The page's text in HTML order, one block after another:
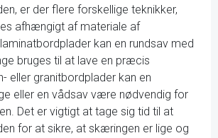
er der flere forskellige teknikker,
afhængigt af materiale af
kan en rundsav med
bruges til at lave en præcis
eller granitbordplader kan en
eller en vådsav være nødvendig for
Det er vigtigt at tage sig tid til at
for at sikre, at skæringen er lige og